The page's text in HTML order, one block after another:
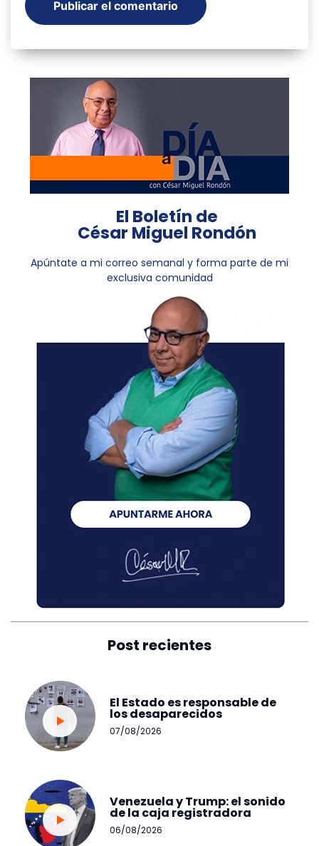
El Boletín de
César Miguel Rondón
Apúntate a mi correo semanal y forma parte de mi
exclusiva comunidad
Post recientes
El Estado es responsable de
los desaparecidos
07/08/2026
Venezuela y Trump: el sonido
de la caja registradora
06/08/2026